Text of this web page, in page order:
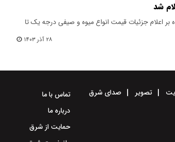
شد
بر اعلام جزئیات قیمت انواع میوه و صیفی درجه یک تا
۲۸ آذر ۱۴۰۳
تصویر صدای شرق
تماس با ما
درباره ما
حمایت از شرق